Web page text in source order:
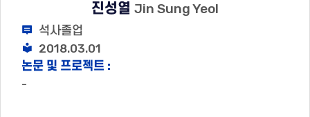
진성열 Jin Sung Yeol
석사졸업
2018.03.01
논문 및 프로젝트 :
-